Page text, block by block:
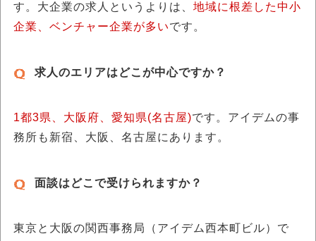
す。大企業の求人というよりは、 地域に根差した中小
企業、ベンチャー企業が多いです。
求人のエリアはどこが中心ですか？
1都3県、大阪府、愛知県(名古屋)です。アイデムの事
務所も新宿、大阪、名古屋にあります。
面談はどこで受けられますか？
東京と大阪の関西事務局（アイデム西本町ビル）で